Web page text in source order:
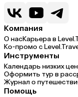
Компания
О насКарьера в
Ко-промо с
Инструменты
Календарь низких цен
Оформить тур в
Журнал о
Помощь